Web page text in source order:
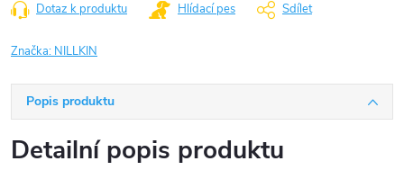
Dotaz k produktu Hlídací pes Sdílet
Značka: NILLKIN
Popis produktu
Detailní popis produktu